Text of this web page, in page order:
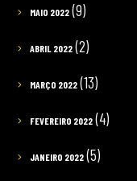
MAIO 2022(9)
ABRIL 2022(2)
MARÇO 2022(13)
FEVEREIRO 2022(4)
JANEIRO 2022(5)